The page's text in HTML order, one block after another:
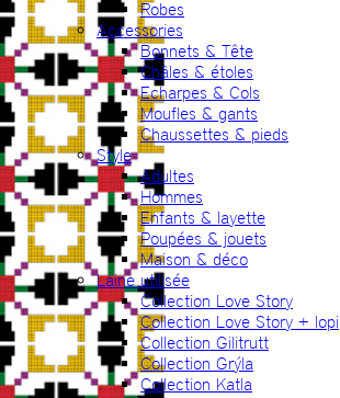
Robes
Accessories
Bonnets & Tête
Châles & étoles
Echarpes & Cols
Moufles & gants
Chaussettes & pieds
Style
Adultes
Hommes
Enfants & layette
Poupées & jouets
Maison & déco
Laine utilisée
Collection Love Story
Collection Love Story + lopi
Collection Gilitrutt
Collection Grýla
Collection Katla